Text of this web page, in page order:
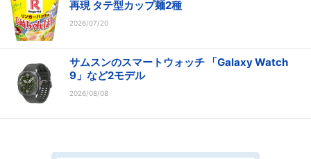
再現 タテ型カップ麺2種
2026/07/20
サムスンのスマートウォッチ 「Galaxy Watch
9」など2モデル
2026/08/08